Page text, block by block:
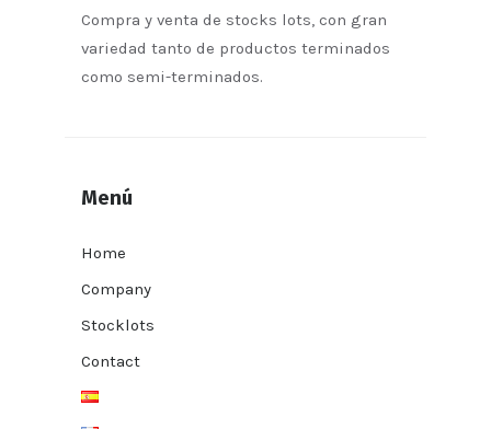
Compra y venta de stocks lots, con gran
variedad tanto de productos terminados
como semi-terminados.
Menú
Home
Company
Stocklots
Contact